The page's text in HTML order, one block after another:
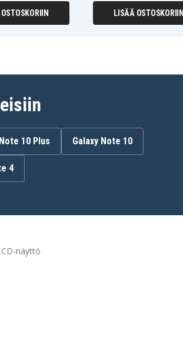
LISÄÄ OSTOSKORIIN
10 Plus Galaxy Note 10
4
näyttö